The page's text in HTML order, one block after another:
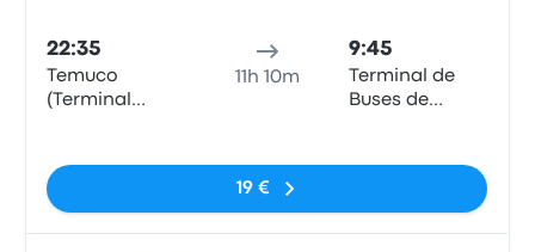
22:35
Temuco
(Terminal
11h 10m
9:45
Terminal de
Buses de
19 €